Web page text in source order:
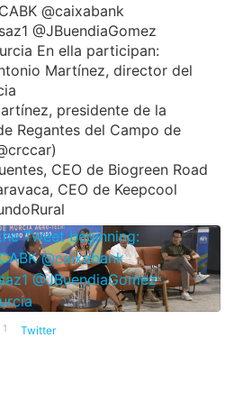
@caixabank
@JBuendiaGomez
En ella participan:
Martínez, director del
presidente de la
Regantes del Campo de
CEO de Biogreen Road
CEO de Keepcool
1 Twitter